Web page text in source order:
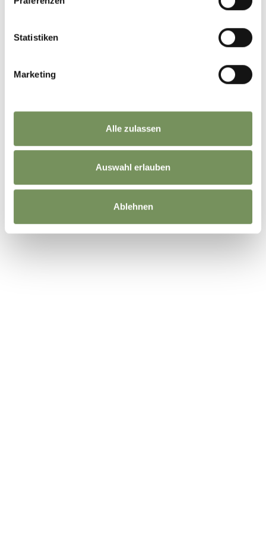
Statistiken
Marketing
Alle zulassen
Auswahl erlauben
Ablehnen